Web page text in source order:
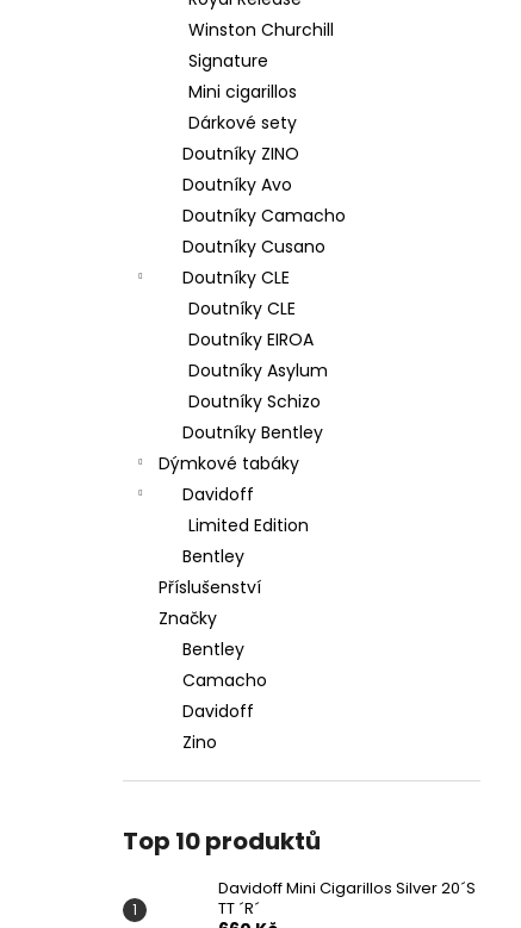
Winston Churchill
Signature
Mini cigarillos
Dárkové sety
Doutníky ZINO
Doutníky Avo
Doutníky Camacho
Doutníky Cusano
Doutníky CLE
Doutníky CLE
Doutníky EIROA
Doutníky Asylum
Doutníky Schizo
Doutníky Bentley
Dýmkové tabáky
Davidoff
Limited Edition
Bentley
Příslušenství
Značky
Bentley
Camacho
Davidoff
Zino
Top 10 produktů
Davidoff Mini Cigarillos Silver 20´S
TT ´R´
DAVIDOFF MINI CIGARILLOS SILVER 20´S
660 Kč